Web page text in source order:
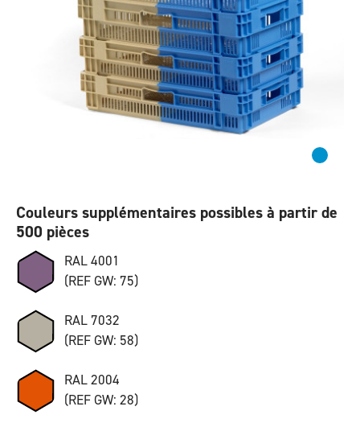
Couleurs supplémentaires possibles à partir de
500 pièces
RAL 4001
(REF GW: 75)
RAL 7032
(REF GW: 58)
RAL 2004
(REF GW: 28)